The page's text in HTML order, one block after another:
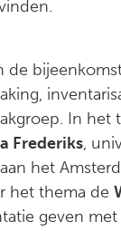
de
In het
Frederiks,
het
het thema de
geven